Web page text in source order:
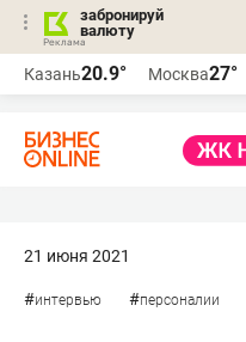
забронируй
валюту
Казань20.9° Москва27°
21 июня 2021
#интервью #персоналии